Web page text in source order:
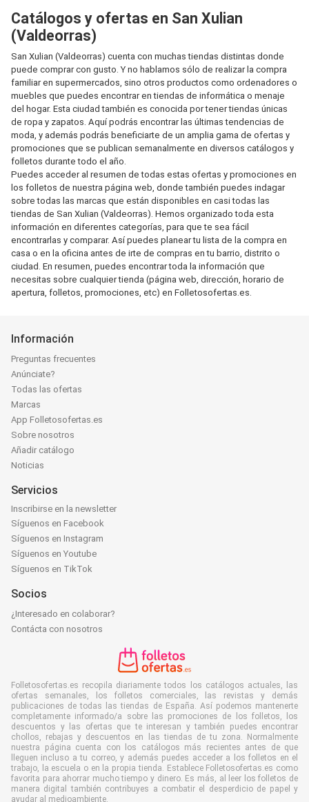
Catálogos y ofertas en San Xulian
(Valdeorras)
San Xulian (Valdeorras) cuenta con muchas tiendas distintas donde
puede comprar con gusto. Y no hablamos sólo de realizar la compra
familiar en supermercados, sino otros productos como ordenadores o
muebles que puedes encontrar en tiendas de informática o menaje
del hogar. Esta ciudad también es conocida por tener tiendas únicas
de ropa y zapatos. Aquí podrás encontrar las últimas tendencias de
moda, y además podrás beneficiarte de un amplia gama de ofertas y
promociones que se publican semanalmente en diversos catálogos y
folletos durante todo el año.
Puedes acceder al resumen de todas estas ofertas y promociones en
los folletos de nuestra página web, donde también puedes indagar
sobre todas las marcas que están disponibles en casi todas las
tiendas de San Xulian (Valdeorras). Hemos organizado toda esta
información en diferentes categorías, para que te sea fácil
encontrarlas y comparar. Así puedes planear tu lista de la compra en
casa o en la oficina antes de irte de compras en tu barrio, distrito o
ciudad. En resumen, puedes encontrar toda la información que
necesitas sobre cualquier tienda (página web, dirección, horario de
apertura, folletos, promociones, etc) en Folletosofertas.es.
Información
Preguntas frecuentes
Anúnciate?
Todas las ofertas
Marcas
App Folletosofertas.es
Sobre nosotros
Añadir catálogo
Noticias
Servicios
Inscribirse en la newsletter
Síguenos en Facebook
Síguenos en Instagram
Síguenos en Youtube
Síguenos en TikTok
Socios
¿Interesado en colaborar?
Contácta con nosotros
Folletosofertas.es recopila diariamente todos los catálogos actuales, las
ofertas semanales, los folletos comerciales, las revistas y demás
publicaciones de todas las tiendas de España. Así podemos mantenerte
completamente informado/a sobre las promociones de los folletos, los
descuentos y las ofertas que te interesan y también puedes encontrar
chollos, rebajas y descuentos en las tiendas de tu zona. Normalmente
nuestra página cuenta con los catálogos más recientes antes de que
lleguen incluso a tu correo, y además puedes acceder a los folletos en el
trabajo, la escuela o en la propia tienda. Establece Folletosofertas.es como
favorita para ahorrar mucho tiempo y dinero. Es más, al leer los folletos de
manera digital también contribuyes a combatir el desperdicio de papel y
ayudar al medioambiente.